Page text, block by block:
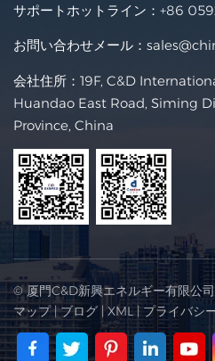
サポートホットライン： +86
お問い合わせメール：
会社住所：19F, C&D
Huandao East Road, Siming
Province, China
© 厦門C&D新興エネルギー有限公
マップ|ブログ |XML|プライバシ